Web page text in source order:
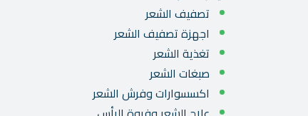
تصفيف الشعر
اجهزة تصفيف الشعر
تغذية الشعر
صبغات الشعر
اكسسوارات وفرش الشعر